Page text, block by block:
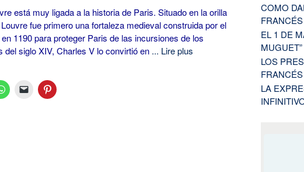
está muy ligada a la historia de Paris. Situado en la orilla
fue primero una fortaleza medieval construida por el
1190 para proteger Paris de las incursiones de los
del siglo XIV, Charles V lo convirtió en ... Lire plus
COMO
FRANCÉS
EL 1 DE
MUGUET”
LOS
FRANCÉS
LA